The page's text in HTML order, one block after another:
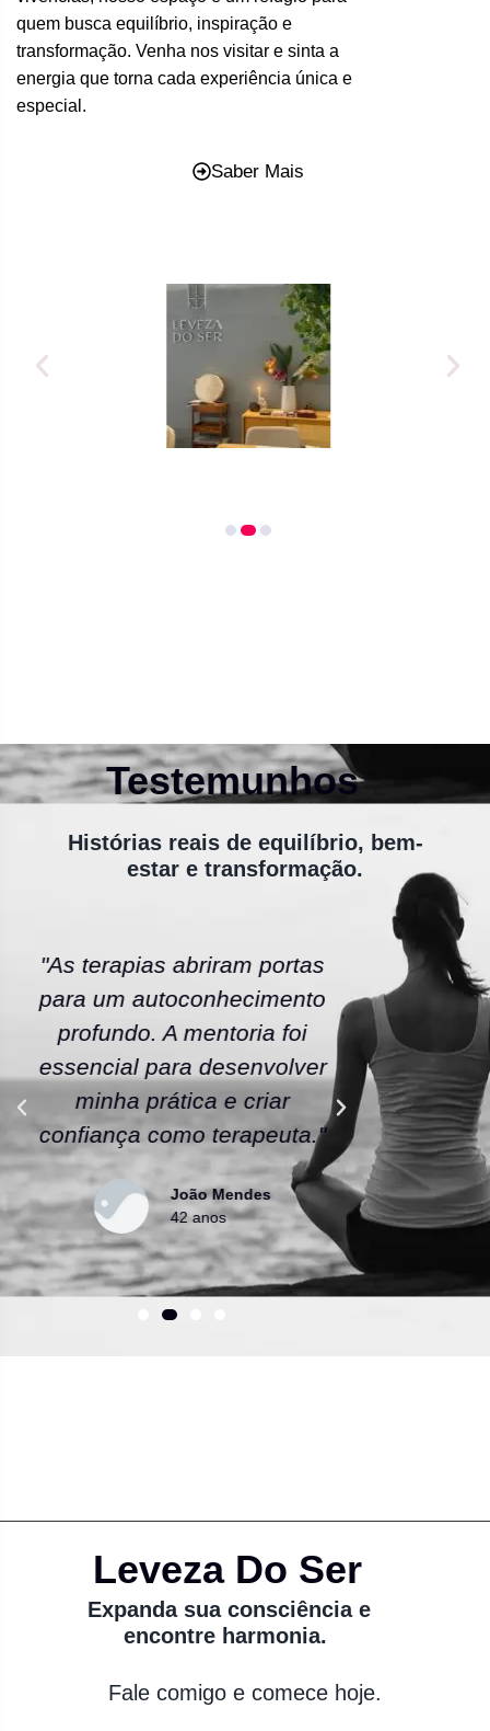
quem busca equilíbrio, inspiração e
transformação. Venha nos visitar e sinta a
energia que torna cada experiência única e
especial.
Saber Mais
Testemunhos
Histórias reais de equilíbrio, bem-
estar e transformação.
"As terapias abriram portas
para um autoconhecimento
profundo. A mentoria foi
essencial para desenvolver
minha prática e criar
confiança como terapeuta."
João Mendes
42 anos
"A
escola
As
uma
Leveza Do Ser
Expanda sua consciência e
encontre harmonia.
Fale comigo e comece hoje.